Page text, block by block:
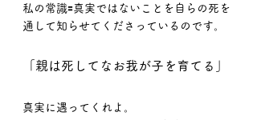
私の常識🟰真実ではないことを自らの死を
通して知らせてくださっているのです。
「親は死してなお我が子を育てる」
真実に遇ってくれよ。